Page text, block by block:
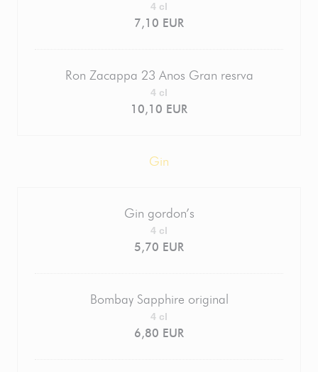
7,10 EUR
4 cl
Ron Zacappa 23 Anos Gran resrva
10,10 EUR
4 cl
Gin
Gin gordon’s
5,70 EUR
4 cl
Bombay Sapphire original
6,80 EUR
4 cl